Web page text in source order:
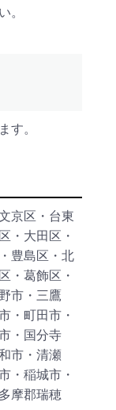
。
す。
京区・台東
・大田区・
豊島区・北
・葛飾区・
市・三鷹
・町田市・
・国分寺
市・清瀬
・稲城市・
摩郡瑞穂